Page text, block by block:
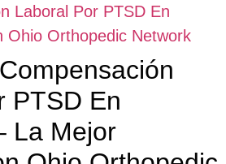
Laboral Por PTSD En
Ohio Orthopedic Network
PTSD En
La Mejor